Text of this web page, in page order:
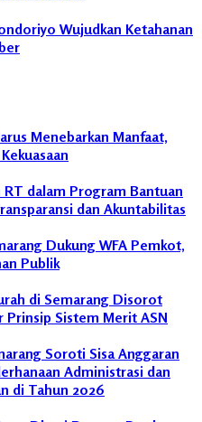
Wujudkan Ketahanan
Menebarkan Manfaat,
dalam Program Bantuan
dan Akuntabilitas
Dukung WFA Pemkot,
Publik
di Semarang Disorot
Prinsip Sistem Merit ASN
Soroti Sisa Anggaran
Administrasi dan
di Tahun 2026